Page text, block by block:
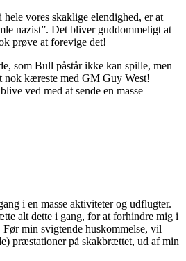
vores skaklige elendighed, er at
nazist”. Det bliver guddommeligt at
prøve at forevige det!
som Bull påstår ikke kan spille, men
nok kæreste med GM Guy West!
ved med at sende en masse
i en masse aktiviteter og udflugter.
alt dette i gang, for at forhindre mig i
min svigtende huskommelse, vil
præstationer på skakbrættet, ud af min